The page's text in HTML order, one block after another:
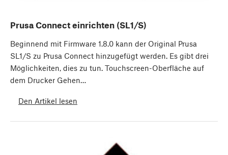
Prusa Connect einrichten (SL1/S)
Beginnend mit Firmware 1.8.0 kann der Original Prusa
SL1/S zu Prusa Connect hinzugefügt werden. Es gibt drei
Möglichkeiten, dies zu tun. Touchscreen-Oberfläche auf
dem Drucker Gehen…
Den Artikel lesen